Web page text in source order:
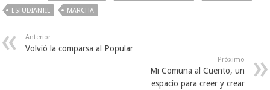
ESTUDIANTIL
MARCHA
Anterior
Volvió la comparsa al Popular
Próximo
Mi Comuna al Cuento, un
espacio para creer y crear